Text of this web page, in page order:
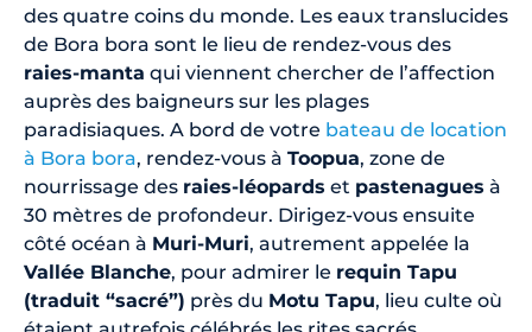
des quatre coins du monde. Les eaux translucides
de Bora bora sont le lieu de rendez-vous des
raies-manta qui viennent chercher de l’affection
auprès des baigneurs sur les plages
paradisiaques. A bord de votre bateau de location
à Bora bora, rendez-vous à Toopua, zone de
nourrissage des raies-léopards et pastenagues à
30 mètres de profondeur. Dirigez-vous ensuite
côté océan à Muri-Muri, autrement appelée la
Vallée Blanche, pour admirer le requin Tapu
(traduit “sacré”) près du Motu Tapu, lieu culte où